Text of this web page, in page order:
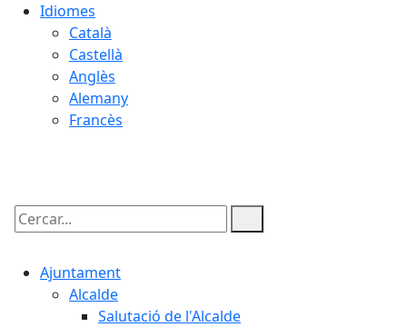
Idiomes
Català
Castellà
Anglès
Alemany
Francès
Cercar:
Ajuntament
Alcalde
Salutació de l'Alcalde